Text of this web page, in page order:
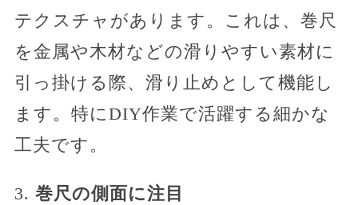
テクスチャがあります。これは、巻尺
を金属や木材などの滑りやすい素材に
引っ掛ける際、滑り止めとして機能し
ます。特にDIY作業で活躍する細かな
工夫です。
3. 巻尺の側面に注目